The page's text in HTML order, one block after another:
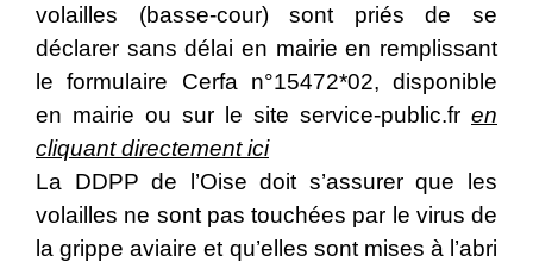
volailles (basse-cour) sont priés de se
déclarer sans délai en mairie en remplissant
le formulaire Cerfa n°15472*02, disponible
en mairie ou sur le site service-public.fr en
cliquant directement ici
La DDPP de l’Oise doit s’assurer que les
volailles ne sont pas touchées par le virus de
la grippe aviaire et qu’elles sont mises à l’abri